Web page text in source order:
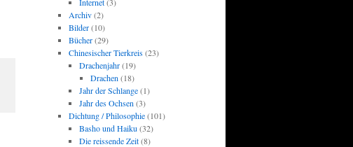
Archiv(2)
Bilder(10)
Bücher(29)
Chinesischer Tierkreis(23)
Drachenjahr(19)
Drachen (18)
Jahr der Schlange(1)
Jahr des Ochsen (3)
Dichtung / Philosophie(101)
Basho und Haiku (32)
Die reissende Zeit(8)